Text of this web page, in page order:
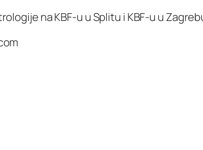
na KBF-u u Splitu i KBF-u u